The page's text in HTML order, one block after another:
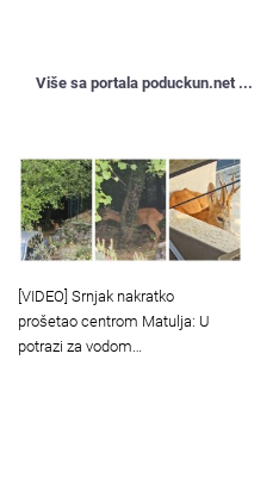
Više sa portala poduckun.net ...
[VIDEO] Srnjak nakratko
prošetao centrom Matulja: U
potrazi za vodom…